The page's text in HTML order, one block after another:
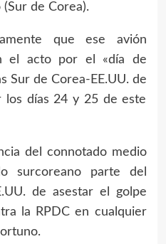
de Corea).
que ese avión
el acto por el «día de
Sur de Corea-EE.UU. de
los días 24 y 25 de este
del connotado medio
surcoreano parte del
de asestar el golpe
la RPDC en cualquier